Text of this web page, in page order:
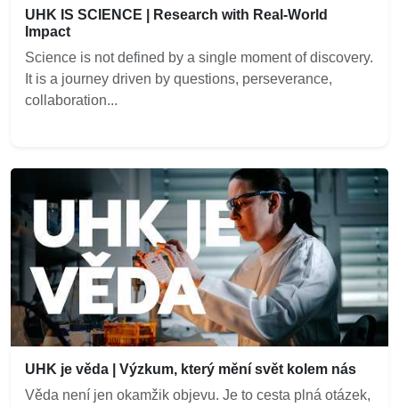
UHK IS SCIENCE | Research with Real-World
Impact
Science is not defined by a single moment of discovery.
It is a journey driven by questions, perseverance,
collaboration...
UHK je věda | Výzkum, který mění svět kolem nás
Věda není jen okamžik objevu. Je to cesta plná otázek,